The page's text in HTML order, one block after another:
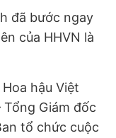
đã bước ngay
của HHVN là
hậu Việt
Tổng Giám đốc
tổ chức cuộc